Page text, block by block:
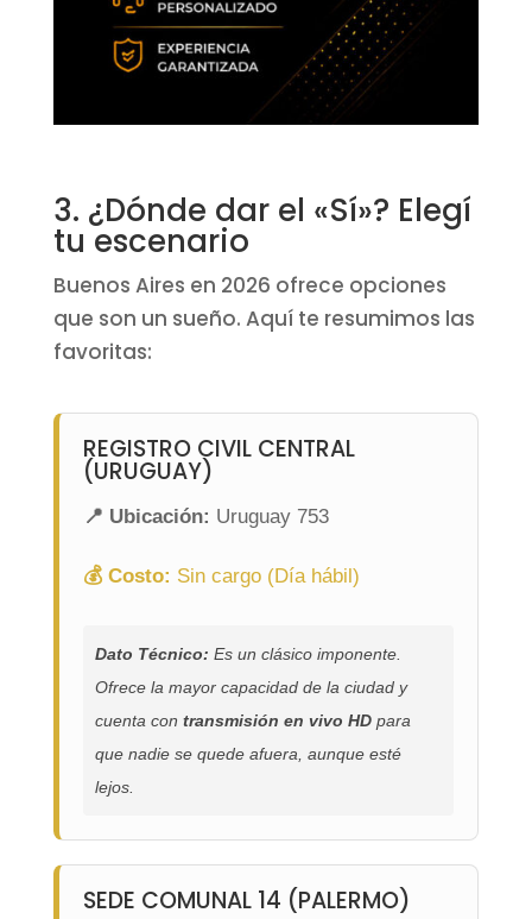
3. ¿Dónde dar el «Sí»? Elegí
tu escenario
Buenos Aires en 2026 ofrece opciones
que son un sueño. Aquí te resumimos las
favoritas:
REGISTRO CIVIL CENTRAL
(URUGUAY)
📍 Ubicación: Uruguay 753
💰 Costo: Sin cargo (Día hábil)
Dato Técnico: Es un clásico imponente.
Ofrece la mayor capacidad de la ciudad y
cuenta con transmisión en vivo HDpara
que nadie se quede afuera, aunque esté
lejos.
SEDE COMUNAL 14 (PALERMO)